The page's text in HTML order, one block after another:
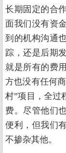
长期固定的合
面我们没有资
到的机构沟通
踪，还是后期
就是所有的费
方也没有任何
村”项目，全过
费。尽管他们
便利，但我们
不掺杂其他。